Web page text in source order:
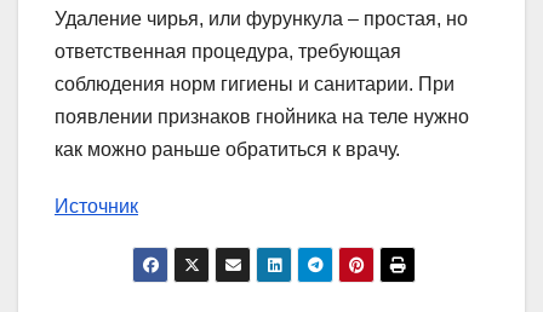
Удаление чирья, или фурункула – простая, но
ответственная процедура, требующая
соблюдения норм гигиены и санитарии. При
появлении признаков гнойника на теле нужно
как можно раньше обратиться к врачу.
Источник